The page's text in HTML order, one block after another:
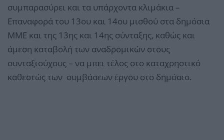
συμπαρασύρει και τα υπάρχοντα κλιμάκια –
Επαναφορά του 13ου και 14ου μισθού στα δημόσια
ΜΜΕ και της 13ης και 14ης σύνταξης, καθώς και
άμεση καταβολή των αναδρομικών στους
συνταξιούχους – να μπει τέλος στο καταχρηστικό
καθεστώς των συμβάσεων έργου στο δημόσιο.